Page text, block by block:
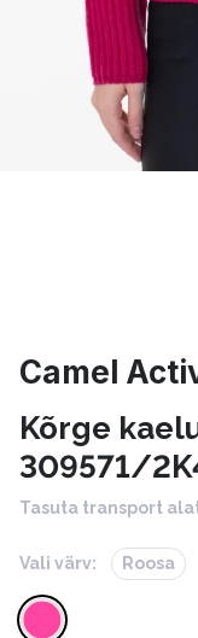
Camel
Kõrge
309571/
Tasuta transport
Vali värv: Roosa